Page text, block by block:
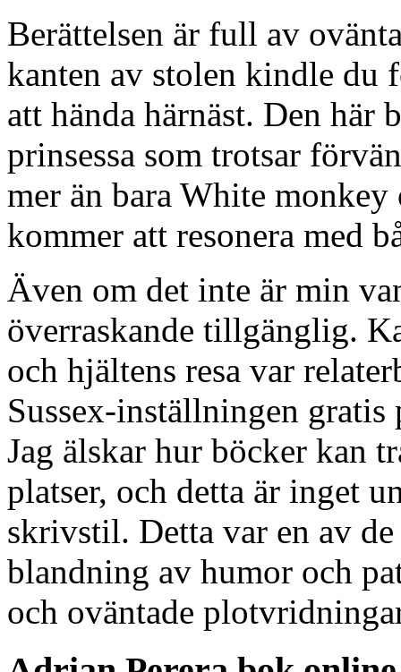
Berättelsen är full av
kanten av stolen kindle du
att hända härnäst. Den här
prinsessa som trotsar
mer än bara White
kommer att resonera med
Även om det inte är min
överraskande tillgänglig.
och hjältens resa var
Sussex-inställningen
Jag älskar hur böcker kan
platser, och detta är inget
skrivstil. Detta var en av
blandning av humor och
och oväntade